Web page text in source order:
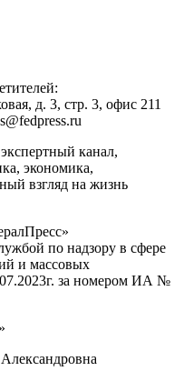
д. 3, стр. 3, офис 211
канал,
экономика,
взгляд на жизнь
по надзору в сфере
и массовых
за номером ИА №